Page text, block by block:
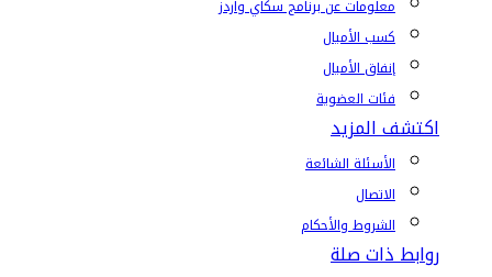
معلومات عن برنامج سكاي واردز
كسب الأميال
إنفاق الأميال
فئات العضوية
اكتشف المزيد
الأسئلة الشائعة
الاتصال
الشروط والأحكام
روابط ذات صلة